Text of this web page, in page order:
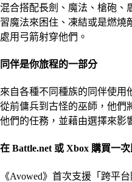
混合搭配長劍、魔法、槍砲、
習魔法來困住、凍結或是燃燒
處用弓箭射穿他們。
同伴是你旅程的一部分
來自各種不同種族的同伴使用
從前傭兵到古怪的巫師，他們
他們的任務，並藉由選擇來影
在 Battle.net 或 Xbox 購買一
《Avowed》首次支援「跨平